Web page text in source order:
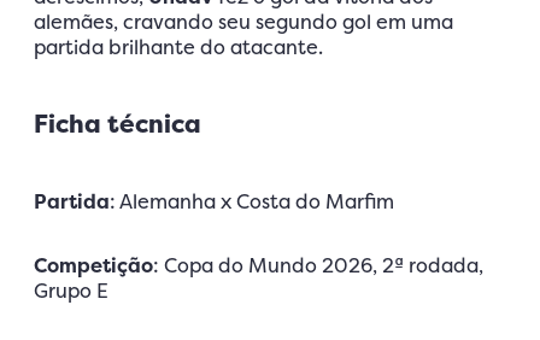
alemães, cravando seu segundo gol em uma
partida brilhante do atacante.
Ficha técnica
Partida: Alemanha x Costa do Marfim
Competição: Copa do Mundo 2026, 2ª rodada,
Grupo E